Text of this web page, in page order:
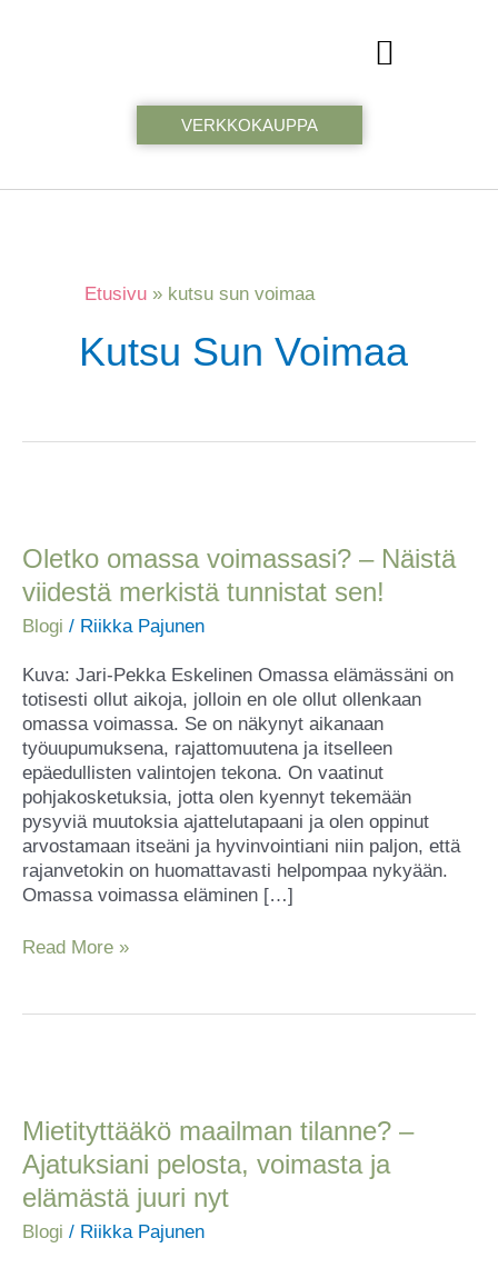
VERKKOKAUPPA
Etusivu kutsu sun voimaa
Kutsu Sun Voimaa
Oletko omassa voimassasi? – Näistä
viidestä merkistä tunnistat sen!
Blogi / Riikka Pajunen
Kuva: Jari-Pekka Eskelinen Omassa elämässäni on
totisesti ollut aikoja, jolloin en ole ollut ollenkaan
omassa voimassa. Se on näkynyt aikanaan
työuupumuksena, rajattomuutena ja itselleen
epäedullisten valintojen tekona. On vaatinut
pohjakosketuksia, jotta olen kyennyt tekemään
pysyviä muutoksia ajattelutapaani ja olen oppinut
arvostamaan itseäni ja hyvinvointiani niin paljon, että
rajanvetokin on huomattavasti helpompaa nykyään.
Omassa voimassa eläminen […]
voimassasi?
–
Näistä
viidestä
tunnistat
sen!
Read More »
Mietityttääkö maailman tilanne? –
Ajatuksiani pelosta, voimasta ja
elämästä juuri nyt
Blogi / Riikka Pajunen
tilanne?
–
Ajatuksiani
pelosta,
ja